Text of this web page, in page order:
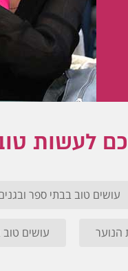
לעשות
עושים טוב בבתי ספר
הנוער עושים